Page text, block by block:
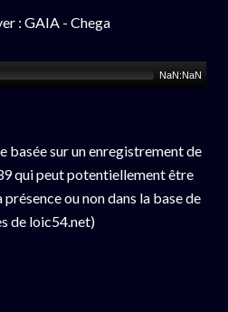
: GAIA - Chega
NaN:NaN
sur un enregistrement de
qui peut potentiellement être
ou non dans la base de
de loic54.net)